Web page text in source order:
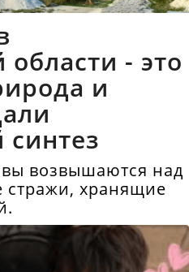
- это
и
возвышаются над
стражи, хранящие